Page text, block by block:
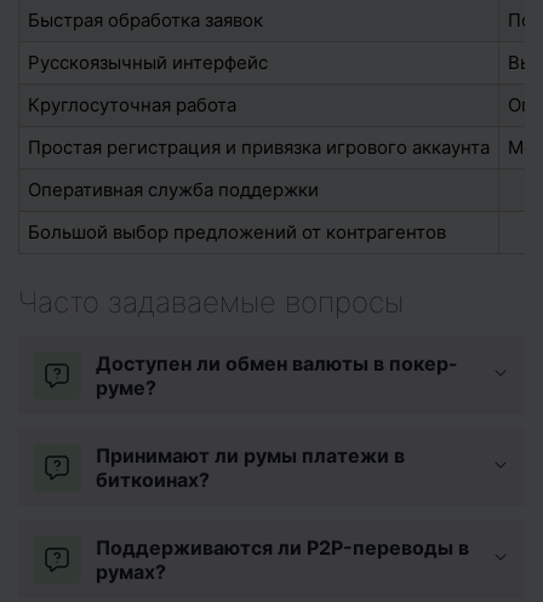
Быстрая обработка заявок
Русскоязычный интерфейс
Круглосуточная работа
Простая регистрация и привязка игрового аккаунта
Оперативная служба поддержки
Большой выбор предложений от контрагентов
Часто задаваемые вопросы
Доступен ли обмен валюты в покер-
руме?
Принимают ли румы платежи в
биткоинах?
Поддерживаются ли P2P-переводы в
румах?